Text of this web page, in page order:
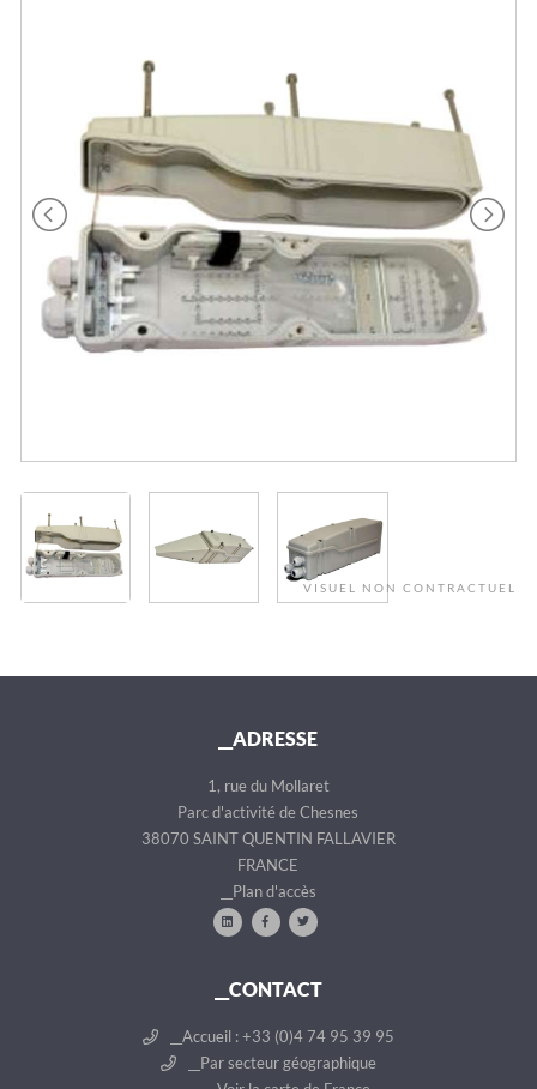
VISUEL NON CONTRACTUEL
__ADRESSE
1, rue du Mollaret
Parc d'activité de Chesnes
38070 SAINT QUENTIN FALLAVIER
FRANCE
__Plan d'accès
__CONTACT
__Accueil : +33 (0)4 74 95 39 95
__Par secteur géographique